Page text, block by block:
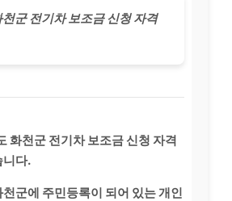
군 전기차 보조금 신청 자격
화천군 전기차 보조금 신청 자격
니다.
천군에 주민등록이 되어 있는 개인